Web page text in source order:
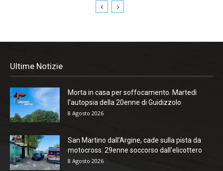
Ultime Notizie
Morta in casa per soffocamento. Martedì
l’autopsia della 20enne di Guidizzolo
8 Agosto 2026
San Martino dall’Argine, cade sulla pista da
motocross: 29enne soccorso dall’elicottero
8 Agosto 2026